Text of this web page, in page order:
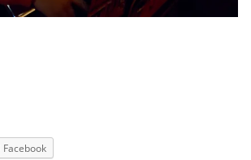
Facebook